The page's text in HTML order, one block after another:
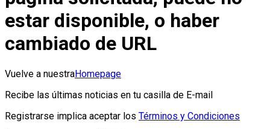
estar disponible, o haber
cambiado de URL
Vuelve a nuestraHomepage
Recibe las últimas noticias en tu casilla de E-mail
Registrarse implica aceptar los Términos y Condiciones